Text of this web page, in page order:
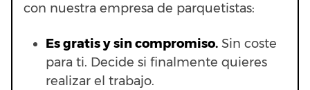
con nuestra empresa de parquetistas:
Es gratis y sin compromiso. Sin coste
para ti. Decide si finalmente quieres
realizar el trabajo.